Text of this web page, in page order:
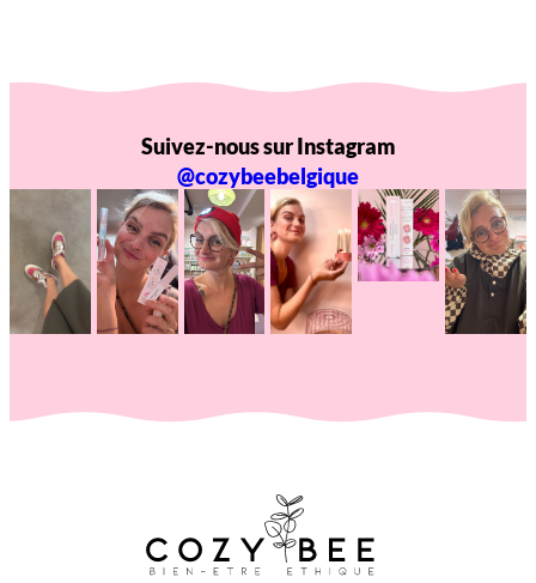
Suivez-nous sur Instagram
@cozybeebelgique